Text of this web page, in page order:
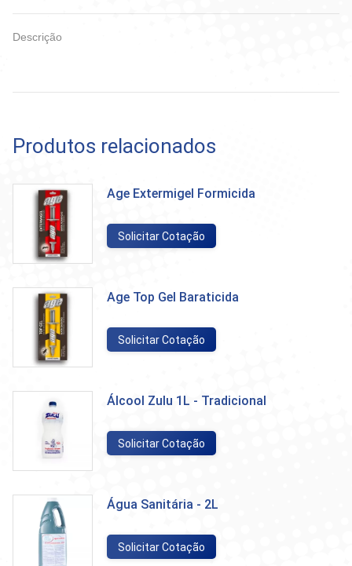
Descrição
Produtos relacionados
Age Extermigel Formicida
Solicitar Cotação
Age Top Gel Baraticida
Solicitar Cotação
Álcool Zulu 1L - Tradicional
Solicitar Cotação
Água Sanitária - 2L
Solicitar Cotação